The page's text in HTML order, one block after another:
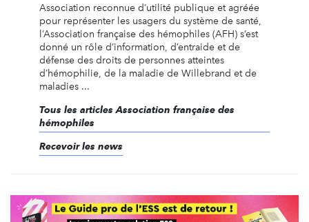
Association reconnue d’utilité publique et agréée
pour représenter les usagers du système de santé,
l’Association française des hémophiles (AFH) s’est
donné un rôle d’information, d’entraide et de
défense des droits de personnes atteintes
d’hémophilie, de la maladie de Willebrand et de
maladies ...
Tous les articles Association française des
hémophiles
Recevoir les news